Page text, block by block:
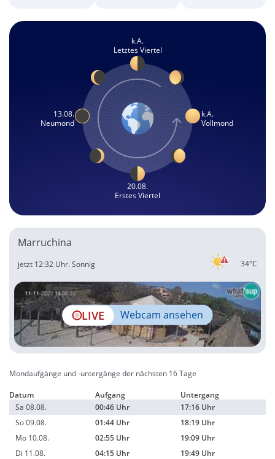
k.A.
Letztes Viertel
13.08.
Neumond
k.A.
Vollmond
20.08.
Erstes Viertel
Marruchina
34°C
jetzt 12:32 Uhr.Sonnig
LIVE Webcam ansehen
Mondaufgänge und -untergänge der nächsten 16 Tage
Datum Aufgang
Untergang
Sa 08.08.
00:46 Uhr
17:16 Uhr
So 09.08.
01:44 Uhr
18:19 Uhr
Mo 10.08.
02:55 Uhr
19:09 Uhr
Di 11.08.
04:15 Uhr
19:49 Uhr